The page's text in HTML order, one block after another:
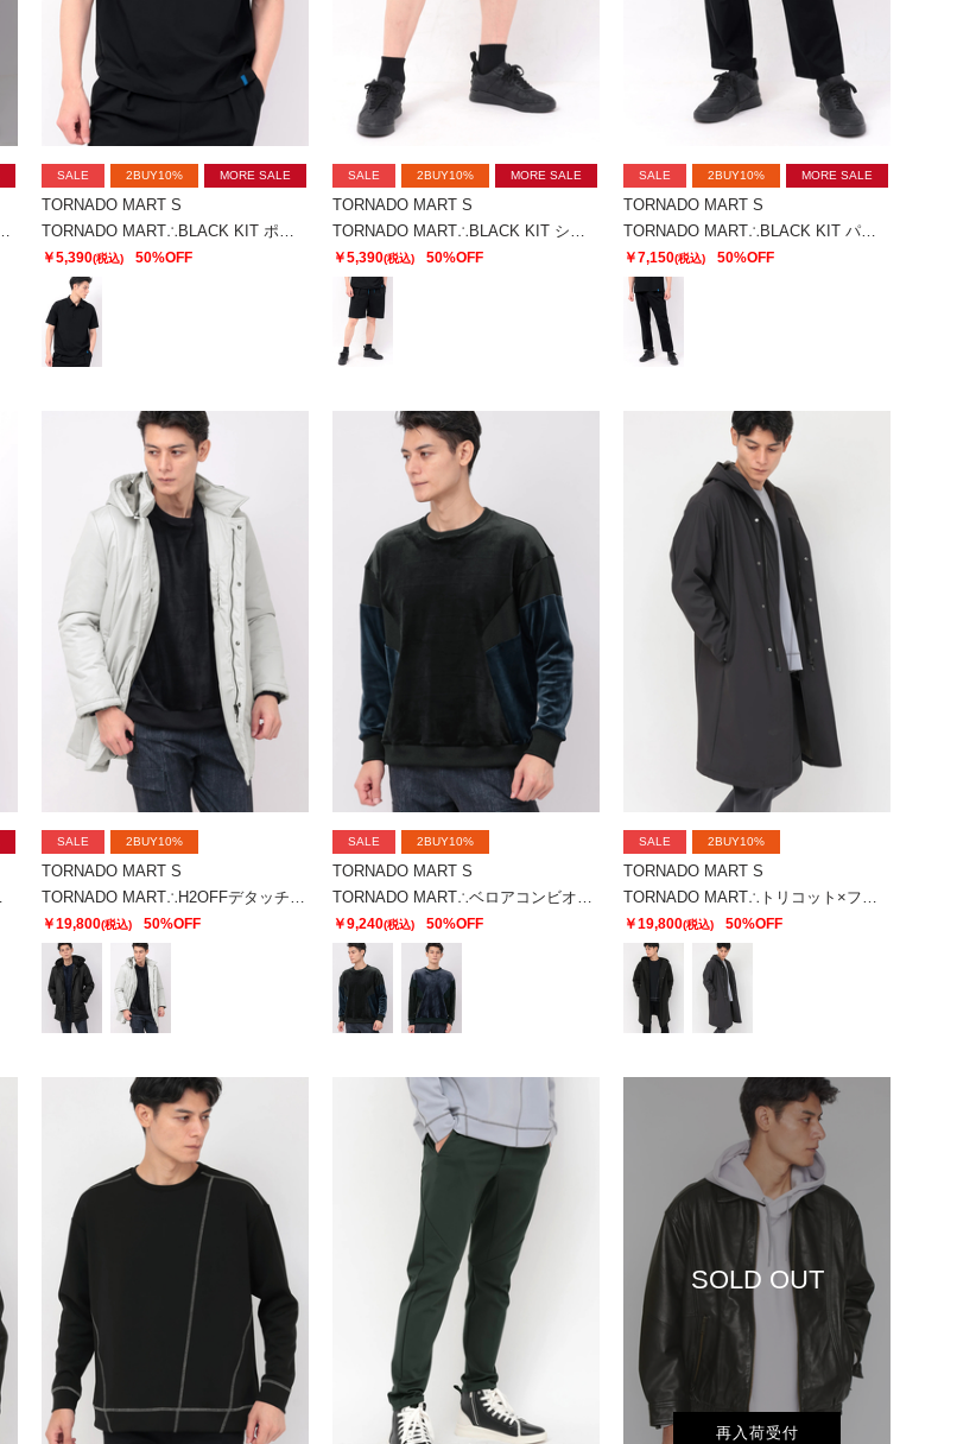
SALE 2BUY10% MORE SALE
TORNADO MART S
￥5,390(税込) 50%OFF
SALE 2BUY10% MORE SALE
TORNADO MART S
￥5,390(税込) 50%OFF
SALE 2BUY10% MORE SALE
TORNADO MART S
￥7,150(税込) 50%OFF
SALE 2BUY10%
TORNADO MART S
￥19,800(税込) 50%OFF
SALE 2BUY10%
TORNADO MART S
￥9,240(税込) 50%OFF
SALE 2BUY10%
TORNADO MART S
￥19,800(税込) 50%OFF
SOLD OUT
再入荷受付